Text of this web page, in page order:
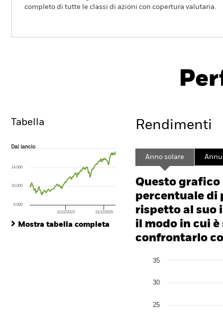
completo di tutte le classi di azioni con copertura valutaria.
Tabella
Dal lancio
The chart has 1 X axis displaying Time. Range: 2022-02-21 00:00:00 to
The chart has 1 Y axis displaying values. Range: -40 to 80.
Dal lancio
31/12/2023 31/12/2025
6.000
10.000
14.000
Mostra tabella completa
Rendimenti
Anno solare
Questo
percentuale di
rispetto al suo
il modo in cui
confrontarlo
Chart
Bar chart with 2 data
The chart has 1 Y axis
25
30
35